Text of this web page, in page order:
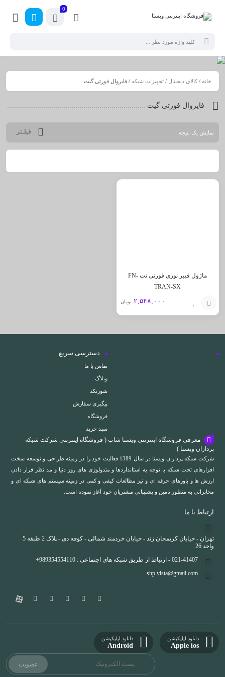
0
خانه / کالای دیجیتال / تجهیزات شبکه / فایروال فورتی گیت
فایروال فورتی گیت
فیلـتر نمایش یک نتیجه
ماژول فیبر نوری فورتی نت FN-
TRAN-SX
۲,۵۴۸,۰۰۰ تومان
به
دسترسی سریع
تماس با ما
وبلاگ
شورتکد
پیگیری سفارش
فروشگاه
سبد خرید
معرفی فروشگاه اینترنتی ویستا شاپ ( فروشگاه اینترنتی شرکت شبکه
پردازان ویستا )
شرکت شبکه پردازان ویستا در سال 1389 فعالیت خود را در زمینه طراحی و توسعه سخت
افزارهای تحت شبکه با توجه به استانداردها و متدولوژی های روز دنیا و مد نظر قرار دادن
ارزش ها و باورهای حرفه ای و نیز مطالعات کیفی و کمی در زمینه سیستم های شبکه ای و
مخابراتی به منظور تامین و پشتیبانی مشتریان خود آغاز نموده است.
ارتباط با ما
تهران - خیابان کریمخان زند - خیابان خردمند شمالی - کوچه دی - پلاک 2 طبقه 5
واحد 26
021-41407 - ارتباط از طریق شبکه های اجتماعی : 989354554110+
shp.vista@gmail.com
دانلود اپلیکیشن
Apple ios
دانلود اپلیکیشن
Android